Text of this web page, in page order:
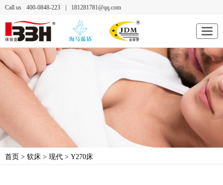
Call us 400-0848-223 181281781@qq.com
首页 > 软床 > 现代 > Y270床